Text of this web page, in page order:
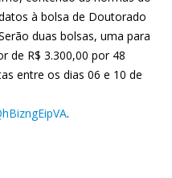
à bolsa de Doutorado
duas bolsas, uma para
de R$ 3.300,00 por 48
entre os dias 06 e 10 de
.